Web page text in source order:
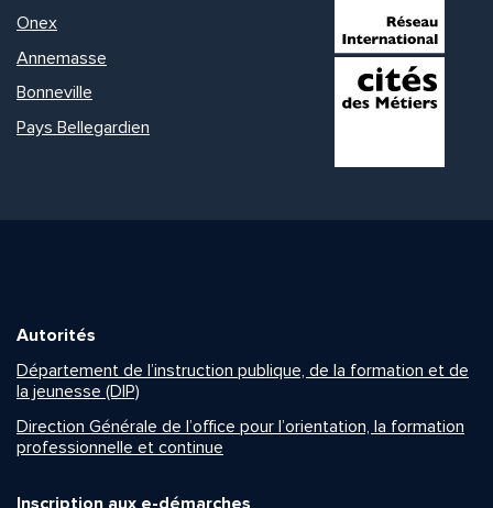
Onex
Annemasse
Bonneville
Pays Bellegardien
Autorités
Département de l’instruction publique, de la formation et de
la jeunesse (DIP)
Direction Générale de l’office pour l’orientation, la formation
professionnelle et continue
Inscription aux e-démarches